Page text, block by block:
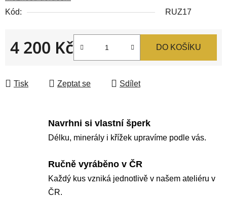
Kód:
RUZ17
4 200 Kč DO KOŠÍKU
Tisk Zeptat se Sdílet
Navrhni si vlastní šperk
Délku, minerály i křížek upravíme podle vás.
Ručně vyráběno v ČR
Každý kus vzniká jednotlivě v našem ateliéru v
ČR.